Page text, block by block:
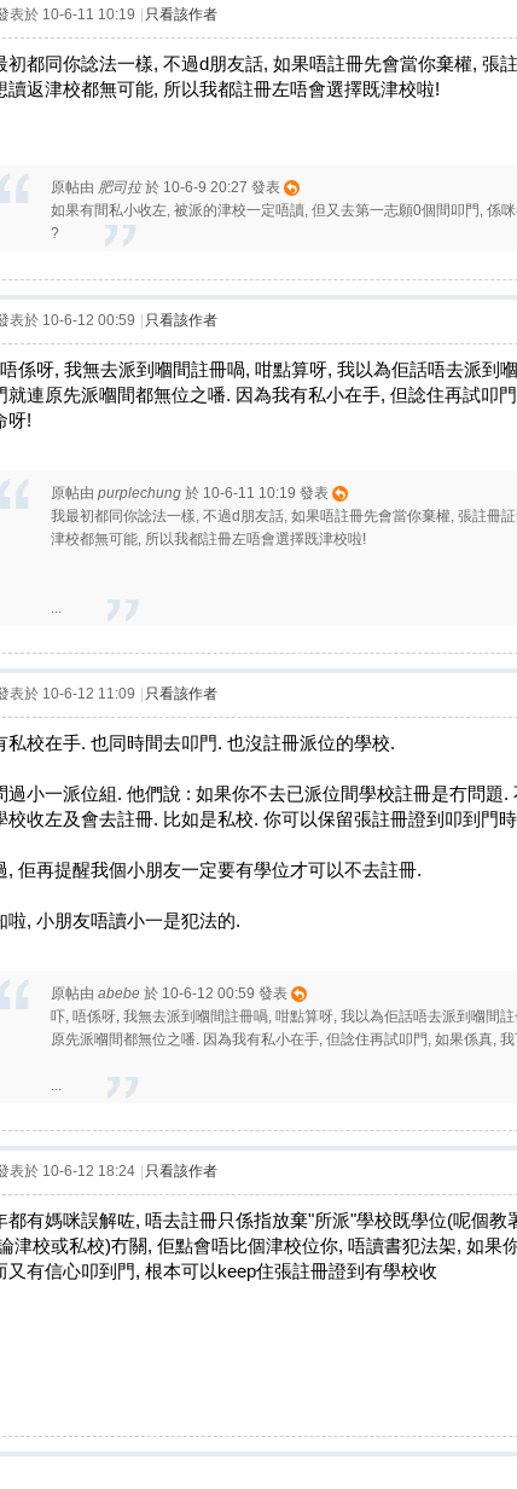
表於 10-6-11 10:19 只看該作者
初都同你諗法一樣, 不過d朋友話, 如果唔註冊先會當你棄權, 張
讀返津校都無可能, 所以我都註冊左唔會選擇既津校啦!
原帖由 肥司拉於 10-6-9 20:27 發表
如果有間私小收左, 被派的津校一定唔讀, 但又去第一志願0個間叩門, 係
?
表於 10-6-12 00:59 只看該作者
係呀, 我無去派到嗰間註冊喎, 咁點算呀, 我以為佢話唔去派到
就連原先派嗰間都無位之噃. 因為我有私小在手, 但諗住再試叩
呀!
原帖由 purplechung 於 10-6-11 10:19 發表
我最初都同你諗法一樣, 不過d朋友話, 如果唔註冊先會當你棄權, 張註冊
津校都無可能, 所以我都註冊左唔會選擇既津校啦!
...
表於 10-6-12 11:09 只看該作者
私校在手. 也同時間去叩門. 也沒註冊派位的學校.
過小一派位組. 他們說 : 如果你不去已派位間學校註冊是冇問題.
校收左及會去註冊. 比如是私校. 你可以保留張註冊證到叩到門
, 佢再提醒我個小朋友一定要有學位才可以不去註冊.
啦, 小朋友唔讀小一是犯法的.
原帖由 abebe 於 10-6-12 00:59 發表
吓, 唔係呀, 我無去派到嗰間註冊喎, 咁點算呀, 我以為佢話唔去派到嗰間
原先派嗰間都無位之噃. 因為我有私小在手, 但諗住再試叩門, 如果係真,
...
表於 10-6-12 18:24 只看該作者
都有媽咪誤解咗, 唔去註冊只係指放棄"所派"學校既學位(呢個教
津校或私校)冇關, 佢點會唔比個津校位你, 唔讀書犯法架, 如果
又有信心叩到門, 根本可以keep住張註冊證到有學校收